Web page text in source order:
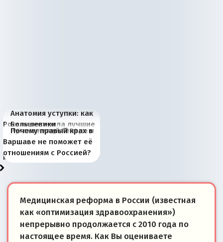
Анатомия уступки: как
Россия потеряла лучшие
рыбопромысловые
районы Баренцева
моря
Большевики
отличаются от «Яблока»
тем, что они -
победители
Киевская марионетка
Запада рассказала о
«переобувании» хозяев
В России назрели
перемены: 15 шагов к
суверенной экономике
Миграционный пожар
Европы
Россия начинает
сбрасывать балласт
Анкориджа
Россия зимой 1904
года: первые уступки во
внутренней политике
Русская нация вчера и
сегодня
Почему правый крах в
Варшаве не поможет её
отношениям с Россией?
Медицинская реформа в России (известная
как «оптимизация здравоохранения»)
непрерывно продолжается с 2010 года по
настоящее время. Как Вы оцениваете